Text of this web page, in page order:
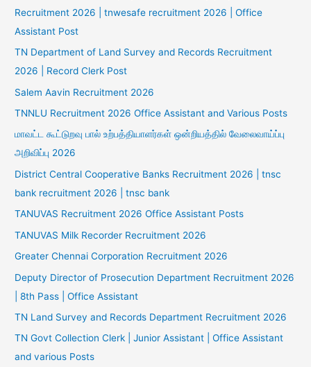
Recruitment 2026 | tnwesafe recruitment 2026 | Office
Assistant Post
TN Department of Land Survey and Records Recruitment
2026 | Record Clerk Post
Salem Aavin Recruitment 2026
TNNLU Recruitment 2026 Office Assistant and Various Posts
மாவட்ட கூட்டுறவு பால் உற்பத்தியாளர்கள் ஒன்றியத்தில் வேலைவாய்ப்பு
அறிவிப்பு 2026
District Central Cooperative Banks Recruitment 2026 | tnsc
bank recruitment 2026 | tnsc bank
TANUVAS Recruitment 2026 Office Assistant Posts
TANUVAS Milk Recorder Recruitment 2026
Greater Chennai Corporation Recruitment 2026
Deputy Director of Prosecution Department Recruitment 2026
| 8th Pass | Office Assistant
TN Land Survey and Records Department Recruitment 2026
TN Govt Collection Clerk | Junior Assistant | Office Assistant
and various Posts